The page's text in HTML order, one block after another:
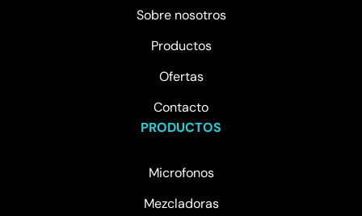
Sobre nosotros
Productos
Ofertas
Contacto
PRODUCTOS
Microfonos
Mezcladoras